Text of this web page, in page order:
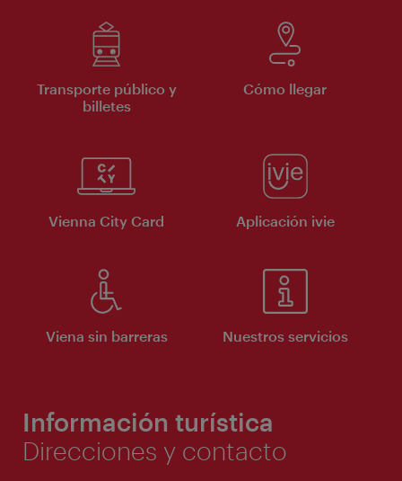
Transporte público y
billetes
Cómo llegar
Vienna City Card Aplicación ivie
Viena sin barreras Nuestros servicios
Información turística
Direcciones y contacto